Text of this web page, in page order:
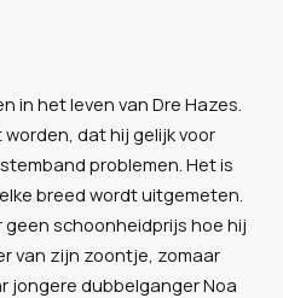
in het leven van Dre Hazes.
dat hij gelijk voor
problemen. Het is
breed wordt uitgemeten.
schoonheidprijs hoe hij
van zijn zoontje, zomaar
jongere dubbelganger Noa